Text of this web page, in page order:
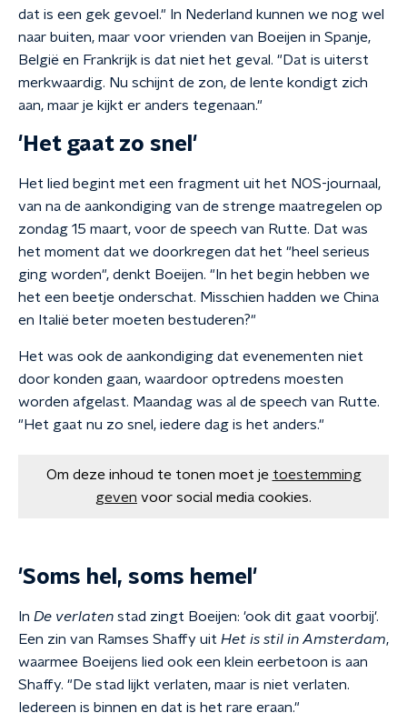
dat is een gek gevoel." In Nederland kunnen we nog wel
naar buiten, maar voor vrienden van Boeijen in Spanje,
België en Frankrijk is dat niet het geval. "Dat is uiterst
merkwaardig. Nu schijnt de zon, de lente kondigt zich
aan, maar je kijkt er anders tegenaan."
'Het gaat zo snel'
Het lied begint met een fragment uit het NOS-journaal,
van na de aankondiging van de strenge maatregelen op
zondag 15 maart, voor de speech van Rutte. Dat was
het moment dat we doorkregen dat het "heel serieus
ging worden", denkt Boeijen. "In het begin hebben we
het een beetje onderschat. Misschien hadden we China
en Italië beter moeten bestuderen?"
Het was ook de aankondiging dat evenementen niet
door konden gaan, waardoor optredens moesten
worden afgelast. Maandag was al de speech van Rutte.
"Het gaat nu zo snel, iedere dag is het anders."
Om deze inhoud te tonen moet je toestemming
geven voor social media cookies.
'Soms hel, soms hemel'
In De verlaten stad zingt Boeijen: 'ook dit gaat voorbij'.
Een zin van Ramses Shaffy uit Het is stil in Amsterdam,
waarmee Boeijens lied ook een klein eerbetoon is aan
Shaffy. "De stad lijkt verlaten, maar is niet verlaten.
Iedereen is binnen en dat is het rare eraan."